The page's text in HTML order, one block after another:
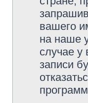
вашего
на наше
случае у
записи